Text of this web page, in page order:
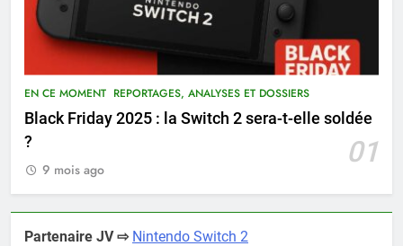
EN CE MOMENT REPORTAGES, ANALYSES ET DOSSIERS
Black Friday 2025 : la Switch 2 sera-t-elle soldée
?
01
9 mois ago
Partenaire JV ⇨ Nintendo Switch 2